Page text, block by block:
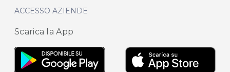
ACCESSO AZIENDE
Scarica la App